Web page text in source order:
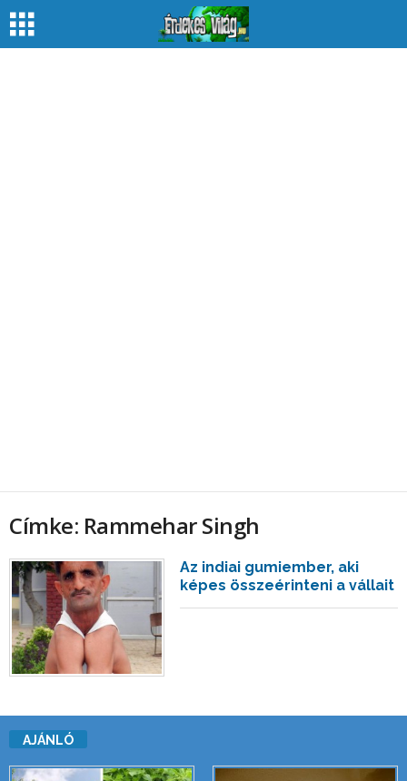
Címke: Rammehar Singh
Az indiai gumiember, aki
képes összeérinteni a vállait
AJÁNLÓ